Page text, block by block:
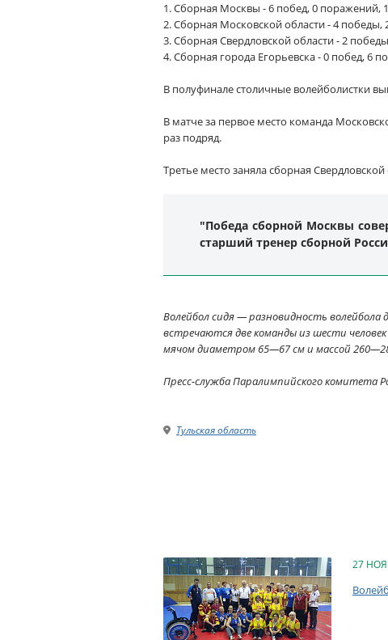
1. Сборная Москвы - 6 побед, 0 поражений,
2. Сборная Московской области - 4 победы,
3. Сборная Свердловской области - 2
4. Сборная города Егорьевска - 0 побед, 6
В полуфинале столичные волейболистки
В матче за первое место команда
раз подряд.
Третье место заняла сборная
"Победа сборной Москвы
старший тренер сборной
Волейбол сидя — разновидность
встречаются две команды из шести
мячом диаметром 65—67 см и массой
Пресс-служба Паралимпийского комитета
Тульская область
27